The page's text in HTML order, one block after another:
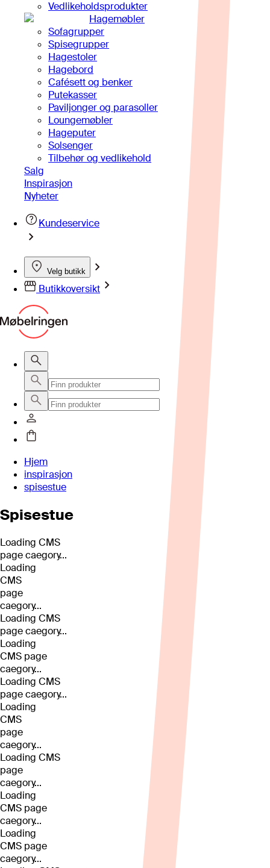
Vedlikeholdsprodukter
Hagemøbler
Sofagrupper
Spisegrupper
Hagestoler
Hagebord
Cafésett og benker
Putekasser
Paviljonger og parasoller
Loungemøbler
Hageputer
Solsenger
Tilbehør og vedlikehold
Salg
Inspirasjon
Nyheter
Kundeservice
Velg butikk
Butikkoversikt
Hjem
inspirasjon
spisestue
Spisestue
Loading CMS
page caegory...
Loading
CMS
page
caegory...
Loading CMS
page caegory...
Loading
CMS page
caegory...
Loading CMS
page caegory...
Loading
CMS
page
caegory...
Loading CMS
page
caegory...
Loading
CMS page
caegory...
Loading
CMS page
caegory...